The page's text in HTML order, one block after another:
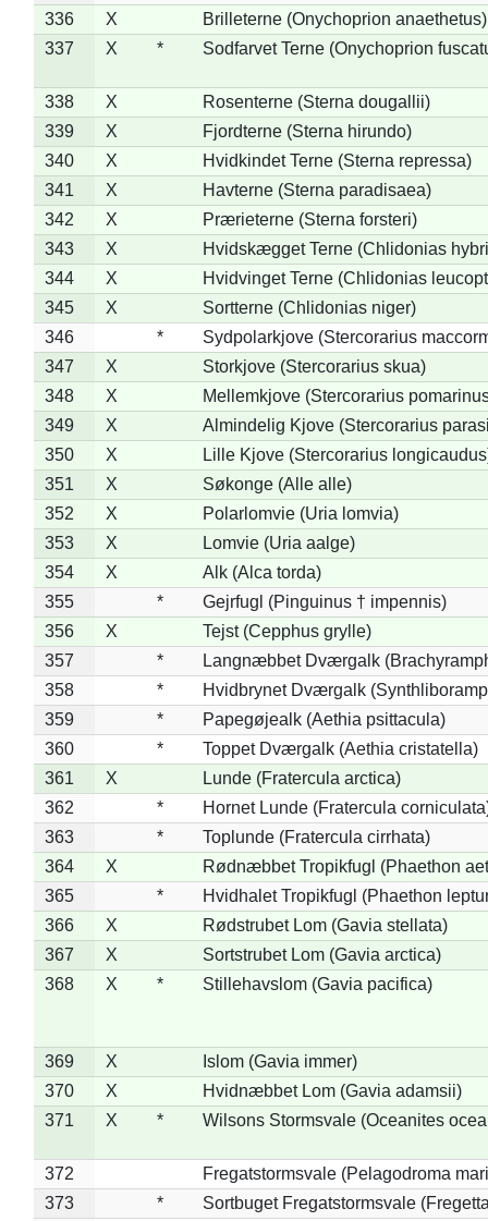
336 X
Brilleterne (Onychoprion anaethetus)
337
X * Sodfarvet Terne (Onychoprion
338 X
Rosenterne (Sterna dougallii)
339
X
Fjordterne (Sterna hirundo)
340
X
Hvidkindet Terne (Sterna repressa)
341
X
Havterne (Sterna paradisaea)
342
X
Prærieterne (Sterna forsteri)
343
X
Hvidskægget Terne (Chlidonias
344
X
Hvidvinget Terne (Chlidonias
345
X
Sortterne (Chlidonias niger)
346
*
Sydpolarkjove (Stercorarius
347
X
Storkjove (Stercorarius skua)
348
X
Mellemkjove (Stercorarius
349
X
Almindelig Kjove (Stercorarius
350
X
Lille Kjove (Stercorarius
351
X
Søkonge (Alle alle)
352
X
Polarlomvie (Uria lomvia)
353
X
Lomvie (Uria aalge)
354
X
Alk (Alca torda)
355
*
Gejrfugl (Pinguinus † impennis)
356
X
Tejst (Cepphus grylle)
357
*
Langnæbbet Dværgalk
358
*
Hvidbrynet Dværgalk
359
*
Papegøjealk (Aethia psittacula)
360
*
Toppet Dværgalk (Aethia cristatella)
361
X
Lunde (Fratercula arctica)
362
*
Hornet Lunde (Fratercula
363
*
Toplunde (Fratercula cirrhata)
364
X
Rødnæbbet Tropikfugl (Phaethon
365
*
Hvidhalet Tropikfugl (Phaethon
366
X
Rødstrubet Lom (Gavia stellata)
367
X
Sortstrubet Lom (Gavia arctica)
368
X * Stillehavslom (Gavia pacifica)
369 X
Islom (Gavia immer)
370
X
Hvidnæbbet Lom (Gavia adamsii)
371
X * Wilsons Stormsvale (Oceanites
372
Fregatstormsvale (Pelagodroma
373
*
Sortbuget Fregatstormsvale